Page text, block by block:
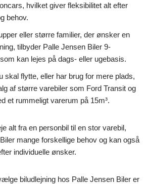
hvilket giver fleksibilitet alt efter
behov.
eller større familier, der ønsker en
tilbyder Palle Jensen Biler 9-
kan lejes på dags- eller ugebasis.
skal flytte, eller har brug for mere plads,
af større varebiler som Ford Transit og
et rummeligt varerum på 15m³.
alt fra en personbil til en stor varebil,
mange forskellige behov og kan også
individuelle ønsker.
biludlejning hos Palle Jensen Biler er